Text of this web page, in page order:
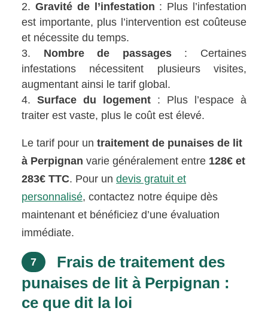
Gravité de l’infestation : Plus l’infestation
est importante, plus l’intervention est coûteuse
et nécessite du temps.
Nombre de passages: Certaines
infestations nécessitent plusieurs visites,
augmentant ainsi le tarif global.
Surface du logement : Plus l’espace à
traiter est vaste, plus le coût est élevé.
Le tarif pour untraitement de punaises de lit
à Perpignan varie généralement entre 128€ et
283€ TTC. Pour undevis gratuit et
personnalisé, contactez notre équipe dès
maintenant et bénéficiez d’une évaluation
immédiate.
7
Frais de traitement des
punaises de lit à Perpignan :
ce que dit la loi